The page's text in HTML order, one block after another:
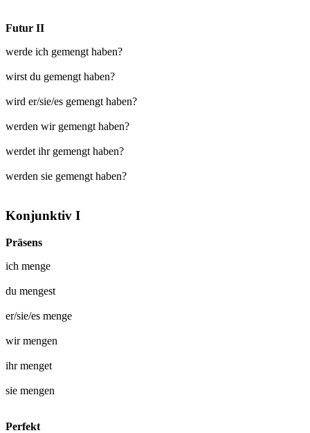
Futur II
werde ich gemengt haben?
wirst du gemengt haben?
wird er/sie/es gemengt haben?
werden wir gemengt haben?
werdet ihr gemengt haben?
werden sie gemengt haben?
Konjunktiv I
Präsens
ich menge
du mengest
er/sie/es menge
wirmengen
ihrmenget
sie mengen
Perfekt